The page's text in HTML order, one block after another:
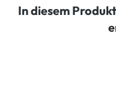
In diesem